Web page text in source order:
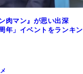
肉マン』が思い出深
年」イベントをランキン